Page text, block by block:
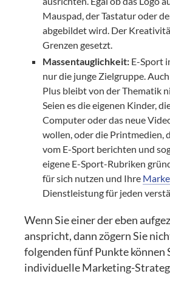
Mauspad, der Tastatur oder
abgebildet wird. Der
Grenzen gesetzt.
Massentauglichkeit: E-Sport
nur die junge Zielgruppe.
Plus bleibt von der Thematik
Seien es die eigenen Kinder,
Computer oder das neue
wollen, oder die Printmedien,
vom E-Sport berichten und
eigene E-Sport-Rubriken
für sich nutzen und Ihre Marke
Dienstleistung für jeden
Wenn Sie einer der eben
anspricht, dann zögern Sie
folgenden fünf Punkte können
individuelle Marketing-